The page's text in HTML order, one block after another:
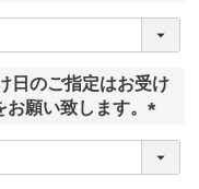
(
)
日のご指定はお受け
お願い致します。
(
必